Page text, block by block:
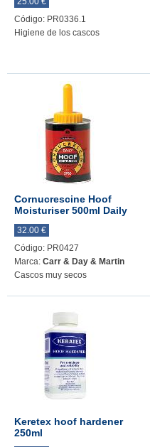
Código: PR0336.1
Higiene de los cascos
Cornucrescine Hoof
Moisturiser 500ml Daily
32.00 €
Código: PR0427
Marca: Carr & Day & Martin
Cascos muy secos
Keretex hoof hardener
250ml